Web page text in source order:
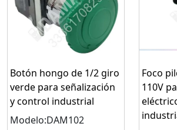
Botón hongo de 1/2 giro
verde para señalización
y control industrial
Modelo:DAM102
Foco
110V